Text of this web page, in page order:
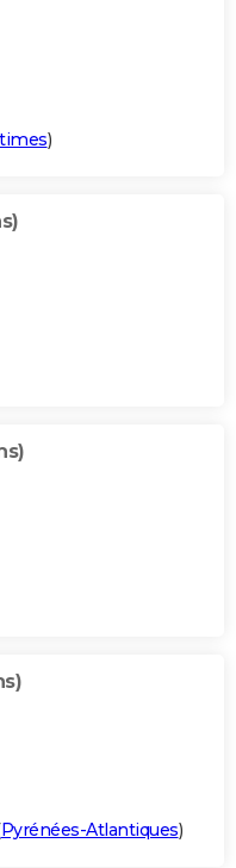
)
Pyrénées-Atlantiques)